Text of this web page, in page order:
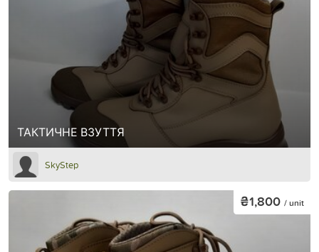
ТАКТИЧНЕ ВЗУТТЯ
SkyStep
₴1,800 / unit